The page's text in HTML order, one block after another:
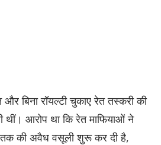
बिना रॉयल्टी चुकाए रेत तस्करी की
थीं। आरोप था कि रेत माफियाओं ने
की अवैध वसूली शुरू कर दी है,